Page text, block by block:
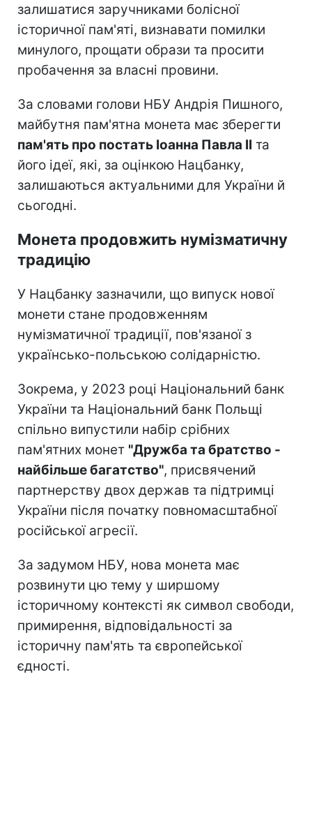
залишатися заручниками болісної
історичної пам'яті, визнавати помилки
минулого, прощати образи та просити
пробачення за власні провини.
За словами голови НБУ Андрія Пишного,
майбутня пам'ятна монета має зберегти
пам'ять про постать Іоанна Павла II та
його ідеї, які, за оцінкою Нацбанку,
залишаються актуальними для України й
сьогодні.
Монета продовжить нумізматичну
традицію
У Нацбанку зазначили, що випуск нової
монети стане продовженням
нумізматичної традиції, пов'язаної з
українсько-польською солідарністю.
Зокрема, у 2023 році Національний банк
України та Національний банк Польщі
спільно випустили набір срібних
пам'ятних монет "Дружба та братство -
найбільше багатство", присвячений
партнерству двох держав та підтримці
України після початку повномасштабної
російської агресії.
За задумом НБУ, нова монета має
розвинути цю тему у ширшому
історичному контексті як символ свободи,
примирення, відповідальності за
історичну пам'ять та європейської
єдності.